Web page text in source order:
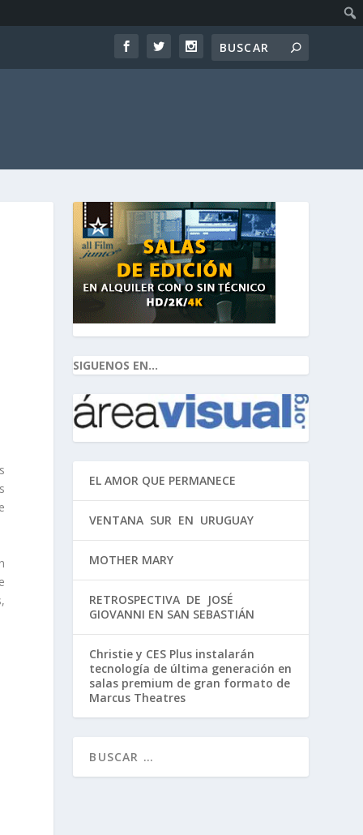
SIGUENOS EN...
EL AMOR QUE PERMANECE
VENTANA SUR EN URUGUAY
MOTHER MARY
RETROSPECTIVA DE JOSÉ
GIOVANNI EN SAN SEBASTIÁN
Christie y CES Plus instalarán
tecnología de última generación en
salas premium de gran formato de
Marcus Theatres